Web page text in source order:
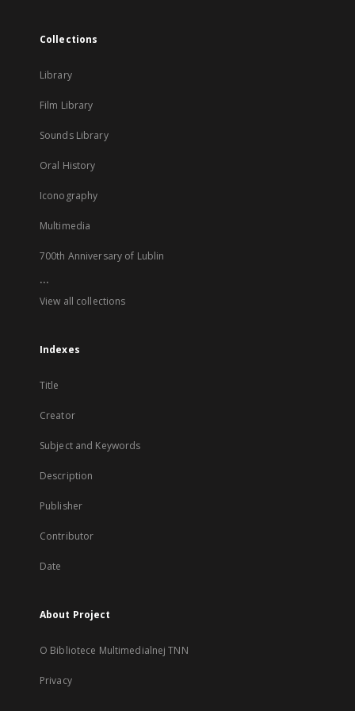
Collections
Library
Film Library
Sounds Library
Oral History
Iconography
Multimedia
700th Anniversary of Lublin
...
View all collections
Indexes
Title
Creator
Subject and Keywords
Description
Publisher
Contributor
Date
About Project
O Bibliotece Multimedialnej TNN
Privacy